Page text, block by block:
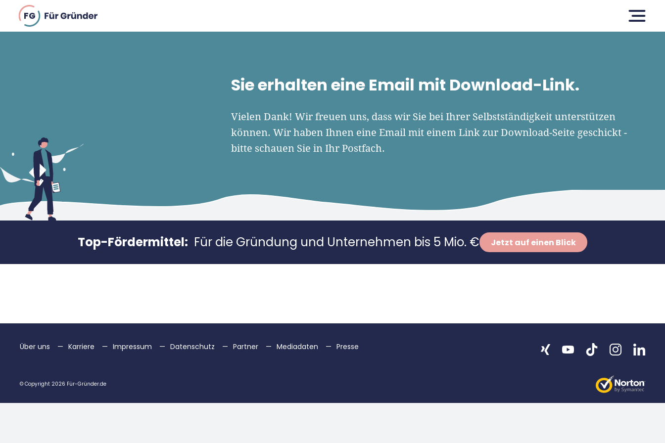
FG
Sie erhalten eine Email mit Download-Link.
Vielen Dank! Wir freuen uns, dass wir Sie bei Ihrer Selbstständigkeit unterstützen
können. Wir haben Ihnen eine Email mit einem Link zur Download-Seite geschickt -
bitte schauen Sie in Ihr Postfach.
Top-Fördermittel: Für die Gründung und Unternehmen bis 5 Mio. € Jetzt auf einen Blick
Über uns Karriere Impressum Datenschutz Partner Mediadaten Presse
© Copyright 2026 Für-Gründer.de